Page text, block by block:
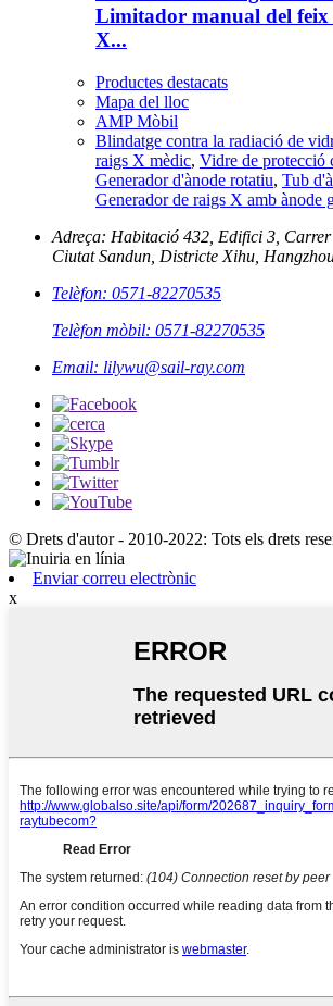
Limitador manual del feix
X...
Productes destacats
Mapa del lloc
AMP Mòbil
Blindatge contra la radiació de
raigs X mèdic, Vidre de protecció
Generador d'ànode rotatiu, Tub
Generador de raigs X amb ànode
Adreça: Habitació 432, Edifici 3, Carrer
Ciutat Sandun, Districte Xihu,
Telèfon: 0571-82270535
Telèfon mòbil: 0571-82270535
Email: lilywu@sail-ray.com
© Drets d'autor - 2010-2022: Tots els drets
Enviar correu electrònic
x